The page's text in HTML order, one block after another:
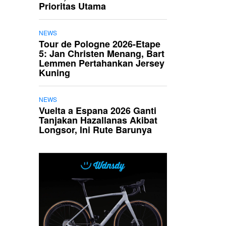
Prioritas Utama
NEWS
Tour de Pologne 2026-Etape
5: Jan Christen Menang, Bart
Lemmen Pertahankan Jersey
Kuning
NEWS
Vuelta a Espana 2026 Ganti
Tanjakan Hazallanas Akibat
Longsor, Ini Rute Barunya